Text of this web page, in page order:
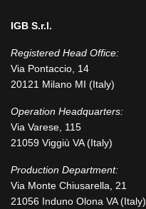
IGB S.r.l.
Registered Head Office:
Via Pontaccio, 14
20121 Milano MI (Italy)
Operation Headquarters:
Via Varese, 115
21059 Viggiù VA (Italy)
Production Department:
Via Monte Chiusarella, 21
21056 Induno Olona VA (Italy)